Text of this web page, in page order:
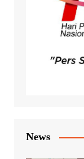
News